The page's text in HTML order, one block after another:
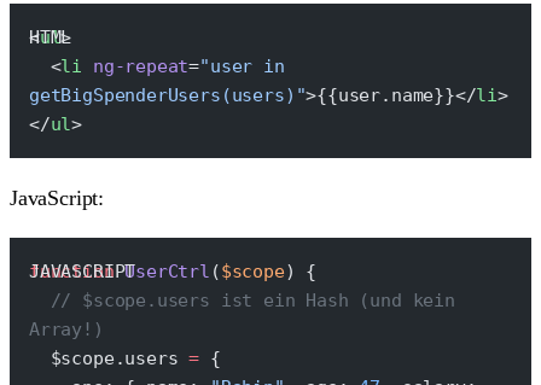
<ul>
  <
li ng-repeat="user in
getBigSpenderUsers(users)">{{user.name}}</li>
</ul>
JavaScript:
function UserCtrl ($scope) {
Array!)
  $scope.users
= {